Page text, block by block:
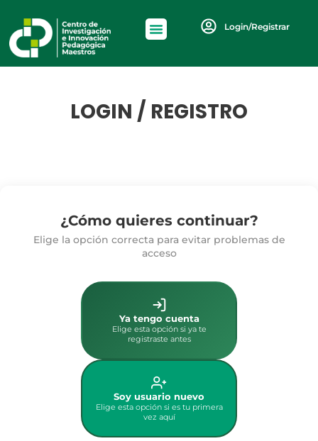
Login/Registrar
LOGIN / REGISTRO
¿Cómo quieres continuar?
Elige la opción correcta para evitar problemas de
acceso
Ya tengo cuenta
Elige esta opción si ya te
registraste antes
Soy usuario nuevo
Elige esta opción si es tu primera
vez aquí